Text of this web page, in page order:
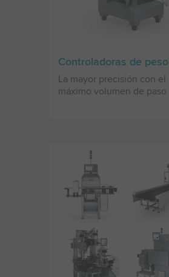
Controladoras de peso
La mayor precisión con el
máximo volumen de paso